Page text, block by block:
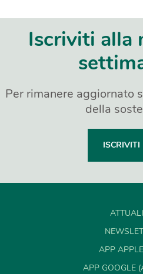
Iscriviti alla
Per rimanere aggiornato
della
ISCRIVITI
APP
APP GOOGLE